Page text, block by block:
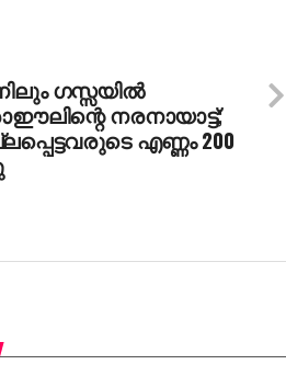
ഗസ്സയില്‍
നരനായാട്ട്;
എണ്ണം 200